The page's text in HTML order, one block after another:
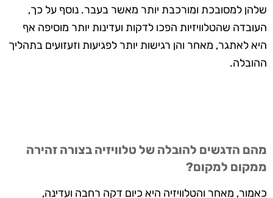
שלהן למסובכת ומורכבת יותר מאשר בעבר. נוסף על כך,
העובדה שהטלוויזיות הפכו לדקות ועדינות יותר מוסיפה אף
היא לאתגר, מאחר והן רגישות יותר לפגיעות וזעזועים בתהליך
ההובלה.
מהם הדגשים להובלה של טלוויזיה בצורה זהירה
ממקום למקום?
כאמור, מאחר והטלוויזיה היא כיום דקה רחבה ועדינה,